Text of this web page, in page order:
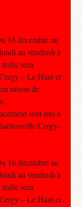
16 décembre au
au vendredi à
sera
– Le Haut et
raison de
sont mis à
Cergy–
16 décembre au
au vendredi à
sera
– Le Haut et